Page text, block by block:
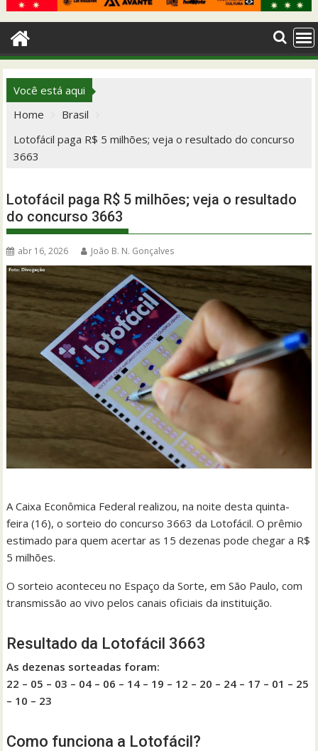
Você está aqui
Home
Brasil
Lotofácil paga R$ 5 milhões; veja o resultado do concurso
3663
Lotofácil paga R$ 5 milhões; veja o resultado
do concurso 3663
abr 16, 2026 João B. N. Gonçalves
A Caixa Econômica Federal realizou, na noite desta quinta-
feira (16), o sorteio do concurso 3663 da Lotofácil. O prêmio
estimado para quem acertar as 15 dezenas pode chegar a R$
5 milhões.
O sorteio aconteceu no Espaço da Sorte, em São Paulo, com
transmissão ao vivo pelos canais oficiais da instituição.
Resultado da Lotofácil 3663
As dezenas sorteadas foram:
22 – 05 – 03 – 04 – 06 – 14 – 19 – 12 – 20 – 24 – 17 – 01 – 25
– 10 – 23
Como funciona a Lotofácil?